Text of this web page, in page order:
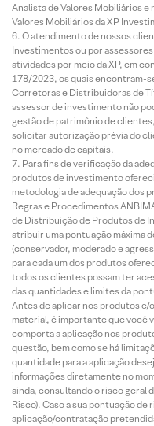
Analista de Valores Mobiliários e
Valores Mobiliários da XP
O atendimento de nossos
Investimentos ou por
atividades por meio da XP, em
178/2023, os quais encontram-
Corretoras e Distribuidoras de
assessor de investimento não
gestão de patrimônio de
solicitar autorização prévia do
no mercado de capitais.
Para fins de verificação da
produtos de investimento
metodologia de adequação dos
Regras e Procedimentos
de Distribuição de Produtos de
atribuir uma pontuação máxima
(conservador, moderado e
para cada um dos produtos
todos os clientes possam ter
das quantidades e limites da
Antes de aplicar nos produtos
material, é importante que você
comporta a aplicação nos
questão, bem como se há
quantidade para a aplicação
informações diretamente no
ainda, consultando o risco geral
Risco). Caso a sua pontuação
aplicação/contratação